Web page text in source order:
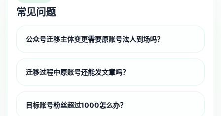
常见问题
公众号迁移主体变更需要原账号法人到场吗？
迁移过程中原账号还能发文章吗？
目标账号粉丝超过1000怎么办？